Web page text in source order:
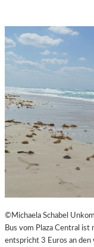
©Michaela Schabel
Bus vom Plaza Central
entspricht 3 Euros an den